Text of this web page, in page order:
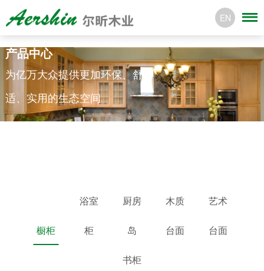
EN
产品中心
为亿万大众提供更加环保、舒
适、实用的生态空间
橱柜
浴室
柜
厨房
岛
木质
台面
艺术
台面
书柜